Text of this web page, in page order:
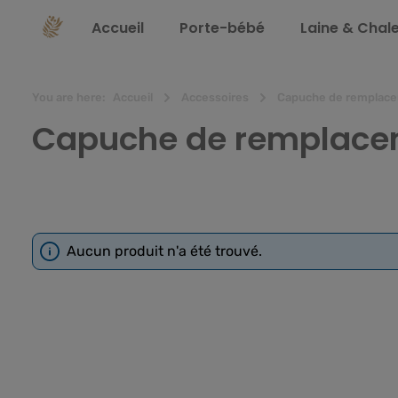
Passer à la navigation principale
Accueil Porte-bébé Laine &
Capuche de
Aucun produit n'a été trouvé.